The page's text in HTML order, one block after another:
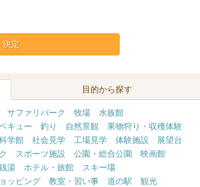
決定
目的から探す
サファリパーク 牧場
水族館
キュー 釣り 自然景観
果物狩り・収穫体験
学館 社会見学 工場見学 体験施設
展望台
スポーツ施設 公園・総合公園
映画館
湯 ホテル・旅館
スキー場
ッピング 教室・習い事 道の駅
観光